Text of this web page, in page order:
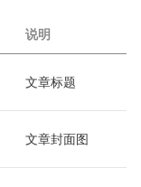
说明
文章标题
文章封面图